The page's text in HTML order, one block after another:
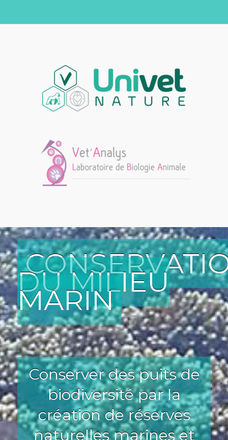
DU MILIEU
MARIN
Conserver des puits de
biodiversité par la
création de réserves
naturelles marines et